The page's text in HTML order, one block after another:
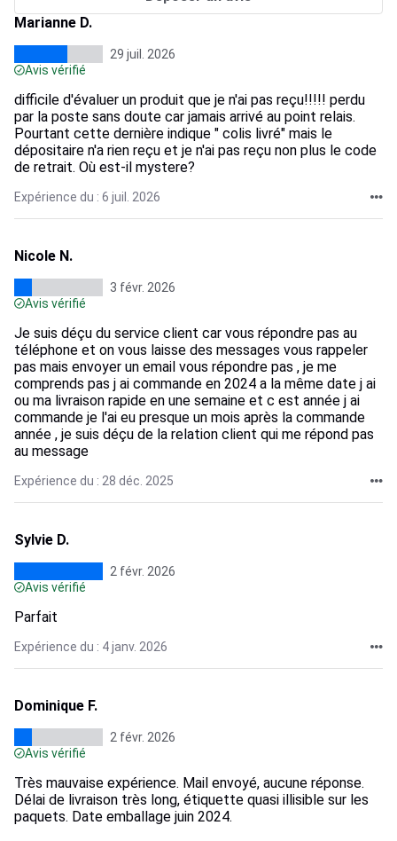
Marianne D.
29 juil. 2026
Avis vérifié
difficile d'évaluer un produit que je n'ai pas reçu!!!!! perdu
par la poste sans doute car jamais arrivé au point relais.
Pourtant cette dernière indique " colis livré" mais le
dépositaire n'a rien reçu et je n'ai pas reçu non plus le code
de retrait. Où est-il mystere?
Expérience du : 6 juil. 2026
Nicole N.
3 févr. 2026
Avis vérifié
Je suis déçu du service client car vous répondre pas au
téléphone et on vous laisse des messages vous rappeler
pas mais envoyer un email vous répondre pas , je me
comprends pas j ai commande en 2024 a la même date j ai
ou ma livraison rapide en une semaine et c est année j ai
commande je l'ai eu presque un mois après la commande
année , je suis déçu de la relation client qui me répond pas
au message
Expérience du : 28 déc. 2025
Sylvie D.
2 févr. 2026
Avis vérifié
Parfait
Expérience du : 4 janv. 2026
Dominique F.
2 févr. 2026
Avis vérifié
Très mauvaise expérience. Mail envoyé, aucune réponse.
Délai de livraison très long, étiquette quasi illisible sur les
paquets. Date emballage juin 2024.